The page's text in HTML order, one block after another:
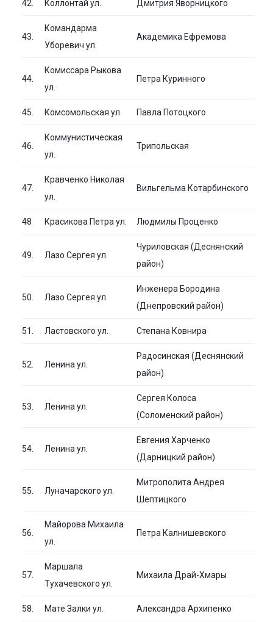
42. Коллонтай ул. Дмитрия Яворницкого
43.
Командарма
Уборевич ул.
Академика Ефремова
44.
Комиссара Рыкова
ул.
Петра Куринного
45. Комсомольская ул. Павла Потоцкого
46.
Коммунистическая
ул.
Трипольская
47.
Кравченко Николая
ул.
Вильгельма Котарбинского
48 Красикова Петра ул. Людмилы Проценко
49. Лазо Сергея ул.
Чуриловская (Деснянский
район)
50. Лазо Сергея ул.
Инженера Бородина
(Днепровский район)
51. Ластовского ул. Степана Ковнира
52. Ленина ул.
Радосинская (Деснянский
район)
53. Ленина ул.
Сергея Колоса
(Соломенский район)
54. Ленина ул.
Евгения Харченко
(Дарницкий район)
55. Луначарского ул.
Митрополита Андрея
Шептицкого
56.
Майорова Михаила
ул.
Петра Калнишевского
57.
Маршала
Тухачевского ул.
Михаила Драй-Хмары
58. Мате Залки ул. Александра Архипенко